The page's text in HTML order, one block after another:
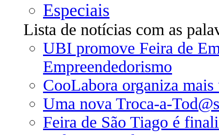
Especiais
Lista de notícias com as
UBI promove Feira de
Empreendedorismo
CooLabora organiza
Uma nova Troca-a-
Feira de São Tiago é